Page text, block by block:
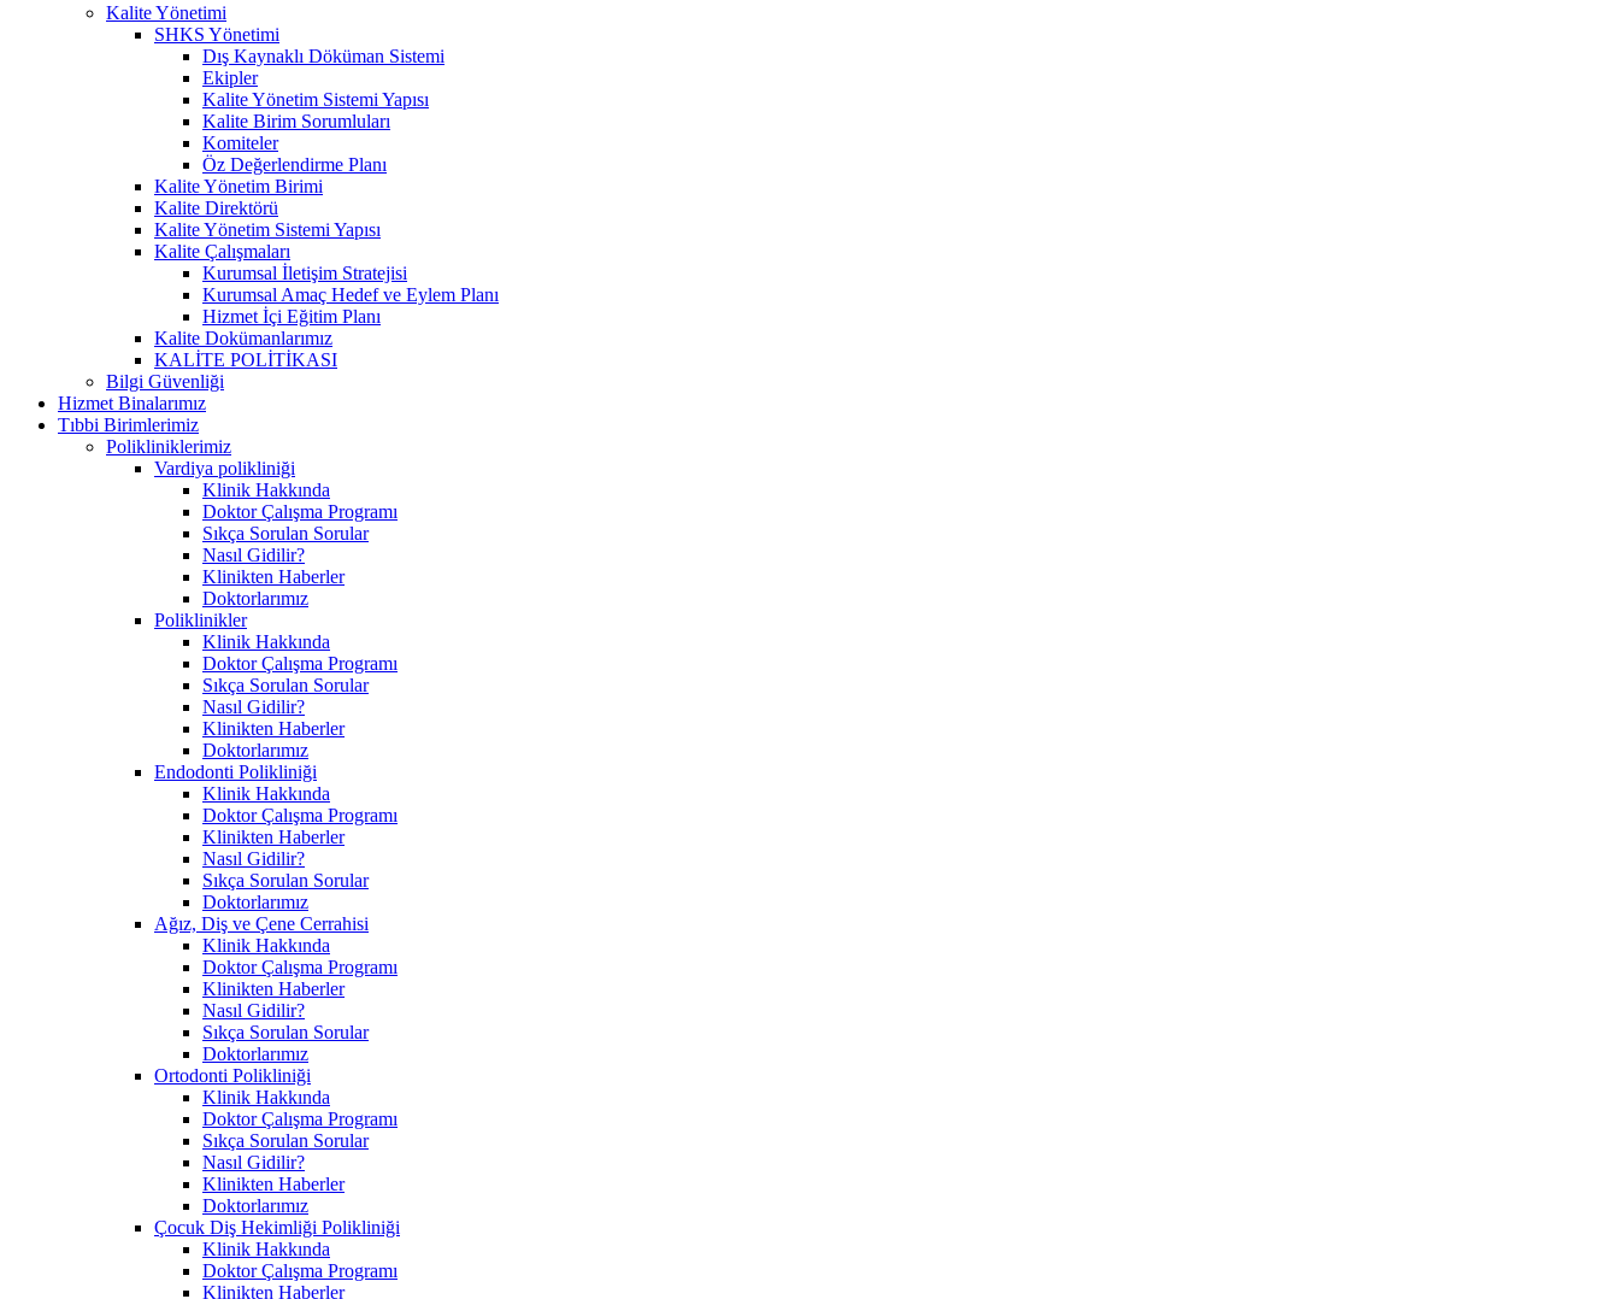
Kalite Yönetimi
SHKS Yönetimi
Dış Kaynaklı Döküman Sistemi
Ekipler
Kalite Yönetim Sistemi Yapısı
Kalite Birim Sorumluları
Komiteler
Öz Değerlendirme Planı
Kalite Yönetim Birimi
Kalite Direktörü
Kalite Yönetim Sistemi Yapısı
Kalite Çalışmaları
Kurumsal İletişim Stratejisi
Kurumsal Amaç Hedef ve Eylem Planı
Hizmet İçi Eğitim Planı
Kalite Dokümanlarımız
KALİTE POLİTİKASI
Bilgi Güvenliği
Hizmet Binalarımız
Tıbbi Birimlerimiz
Polikliniklerimiz
Vardiya polikliniği
Klinik Hakkında
Doktor Çalışma Programı
Sıkça Sorulan Sorular
Nasıl Gidilir?
Klinikten Haberler
Doktorlarımız
Poliklinikler
Klinik Hakkında
Doktor Çalışma Programı
Sıkça Sorulan Sorular
Nasıl Gidilir?
Klinikten Haberler
Doktorlarımız
Endodonti Polikliniği
Klinik Hakkında
Doktor Çalışma Programı
Klinikten Haberler
Nasıl Gidilir?
Sıkça Sorulan Sorular
Doktorlarımız
Ağız, Diş ve Çene Cerrahisi
Klinik Hakkında
Doktor Çalışma Programı
Klinikten Haberler
Nasıl Gidilir?
Sıkça Sorulan Sorular
Doktorlarımız
Ortodonti Polikliniği
Klinik Hakkında
Doktor Çalışma Programı
Sıkça Sorulan Sorular
Nasıl Gidilir?
Klinikten Haberler
Doktorlarımız
Çocuk Diş Hekimliği Polikliniği
Klinik Hakkında
Doktor Çalışma Programı
Klinikten Haberler